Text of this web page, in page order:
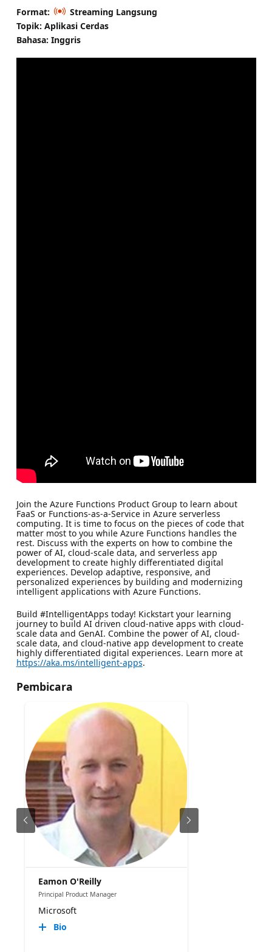
Format:
Streaming Langsung
Topik: Aplikasi Cerdas
Bahasa: Inggris
Join the Azure Functions Product Group to learn about
FaaS or Functions-as-a-Service in Azure serverless
computing. It is time to focus on the pieces of code that
matter most to you while Azure Functions handles the
rest. Discuss with the experts on how to combine the
power of AI, cloud-scale data, and serverless app
development to create highly differentiated digital
experiences. Develop adaptive, responsive, and
personalized experiences by building and modernizing
intelligent applications with Azure Functions.
Build #IntelligentApps today! Kickstart your learning
journey to build AI driven cloud-native apps with cloud-
scale data and GenAI. Combine the power of AI, cloud-
scale data, and cloud-native app development to create
highly differentiated digital experiences. Learn more at
https://aka.ms/intelligent-apps.
Pembicara
Eamon O'Reilly
Principal Product Manager
Microsoft
Bio